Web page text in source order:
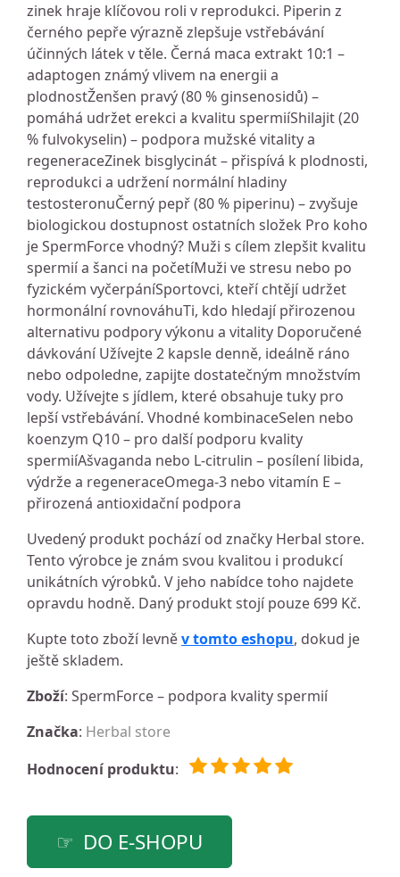
zinek hraje klíčovou roli v reprodukci. Piperin z
černého pepře výrazně zlepšuje vstřebávání
účinných látek v těle. Černá maca extrakt 10:1 –
adaptogen známý vlivem na energii a
plodnostŽenšen pravý (80 % ginsenosidů) –
pomáhá udržet erekci a kvalitu spermiíShilajit (20
% fulvokyselin) – podpora mužské vitality a
regeneraceZinek bisglycinát – přispívá k plodnosti,
reprodukci a udržení normální hladiny
testosteronuČerný pepř (80 % piperinu) – zvyšuje
biologickou dostupnost ostatních složek Pro koho
je SpermForce vhodný? Muži s cílem zlepšit kvalitu
spermií a šanci na početíMuži ve stresu nebo po
fyzickém vyčerpáníSportovci, kteří chtějí udržet
hormonální rovnováhuTi, kdo hledají přirozenou
alternativu podpory výkonu a vitality Doporučené
dávkování Užívejte 2 kapsle denně, ideálně ráno
nebo odpoledne, zapijte dostatečným množstvím
vody. Užívejte s jídlem, které obsahuje tuky pro
lepší vstřebávání. Vhodné kombinaceSelen nebo
koenzym Q10 – pro další podporu kvality
spermiíAšvaganda nebo L‑citrulin – posílení libida,
výdrže a regeneraceOmega-3 nebo vitamín E –
přirozená antioxidační podpora
Uvedený produkt pochází od značky Herbal store.
Tento výrobce je znám svou kvalitou i produkcí
unikátních výrobků. V jeho nabídce toho najdete
opravdu hodně. Daný produkt stojí pouze 699 Kč.
Kupte toto zboží levněv tomto eshopu, dokud je
ještě skladem.
Zboží: SpermForce – podpora kvality spermií
Značka: Herbal store
Hodnocení produktu:
DO E-SHOPU